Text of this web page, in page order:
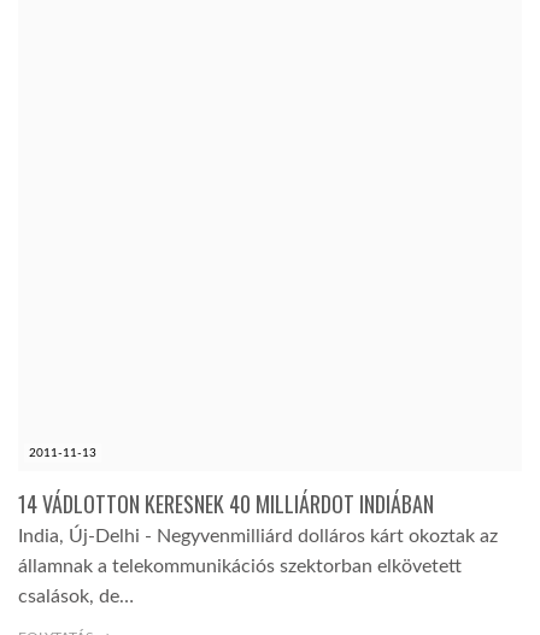
2011-11-13
14 VÁDLOTTON KERESNEK 40 MILLIÁRDOT INDIÁBAN
India, Új-Delhi - Negyvenmilliárd dolláros kárt okoztak az
államnak a telekommunikációs szektorban elkövetett
csalások, de…